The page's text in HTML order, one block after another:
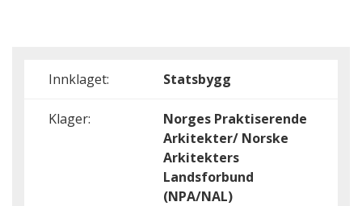
Innklaget: Statsbygg
Klager:
Norges Praktiserende
Arkitekter/ Norske
Arkitekters
Landsforbund
(NPA/NAL)